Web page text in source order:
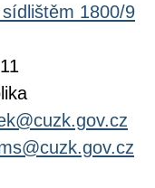
1800/9